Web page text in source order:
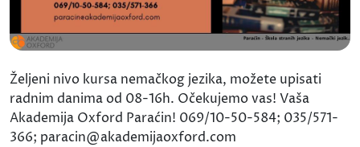
Željeni nivo kursa nemačkog jezika, možete upisati
radnim danima od 08-16h. Očekujemo vas! Vaša
Akademija Oxford Paraćin! 069/10-50-584; 035/571-
366; paracin@akademijaoxford.com